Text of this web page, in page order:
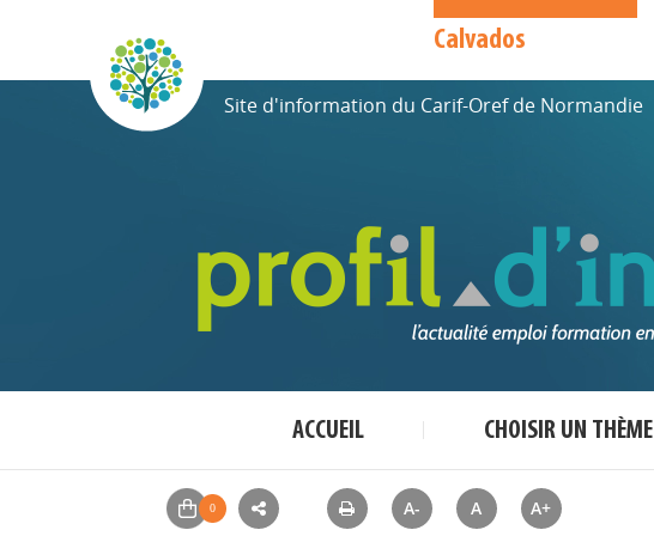
Calvados
Site d'information du Carif-Oref de Normandie
ACCUEIL CHOISIR UN THÈME
A- A A+